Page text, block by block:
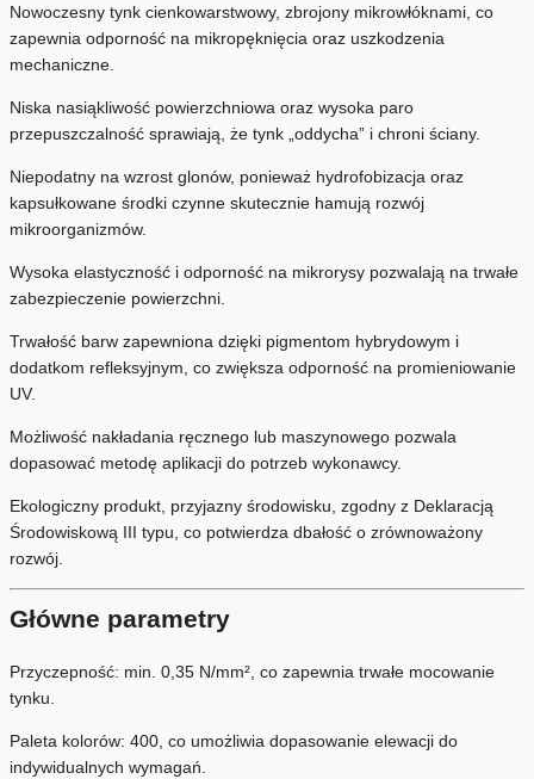
Nowoczesny tynk cienkowarstwowy, zbrojony mikrowłóknami, co
zapewnia odporność na mikropęknięcia oraz uszkodzenia
mechaniczne.
Niska nasiąkliwość powierzchniowa oraz wysoka paro
przepuszczalność sprawiają, że tynk „oddycha” i chroni ściany.
Niepodatny na wzrost glonów, ponieważ hydrofobizacja oraz
kapsułkowane środki czynne skutecznie hamują rozwój
mikroorganizmów.
Wysoka elastyczność i odporność na mikrorysy pozwalają na trwałe
zabezpieczenie powierzchni.
Trwałość barw zapewniona dzięki pigmentom hybrydowym i
dodatkom refleksyjnym, co zwiększa odporność na promieniowanie
UV.
Możliwość nakładania ręcznego lub maszynowego pozwala
dopasować metodę aplikacji do potrzeb wykonawcy.
Ekologiczny produkt, przyjazny środowisku, zgodny z Deklaracją
Środowiskową III typu, co potwierdza dbałość o zrównoważony
rozwój.
Główne parametry
Przyczepność: min. 0,35 N/mm², co zapewnia trwałe mocowanie
tynku.
Paleta kolorów: 400, co umożliwia dopasowanie elewacji do
indywidualnych wymagań.